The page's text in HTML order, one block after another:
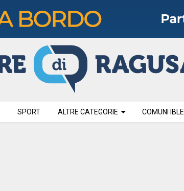
SPORT ALTRE CATEGORIE COMUNI IBLEI